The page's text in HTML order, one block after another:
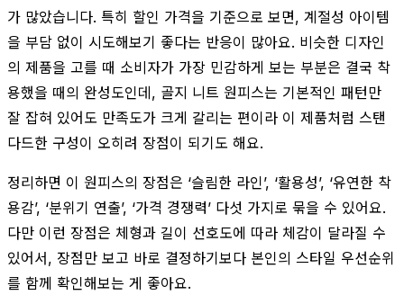
가 많았습니다. 특히 할인 가격을 기준으로 보면, 계절성 아이템
을 부담 없이 시도해보기 좋다는 반응이 많아요. 비슷한 디자인
의 제품을 고를 때 소비자가 가장 민감하게 보는 부분은 결국 착
용했을 때의 완성도인데, 골지 니트 원피스는 기본적인 패턴만
잘 잡혀 있어도 만족도가 크게 갈리는 편이라 이 제품처럼 스탠
다드한 구성이 오히려 장점이 되기도 해요.
정리하면 이 원피스의 장점은 ‘슬림한 라인’, ‘활용성’, ‘유연한 착
용감’, ‘분위기 연출’, ‘가격 경쟁력’ 다섯 가지로 묶을 수 있어요.
다만 이런 장점은 체형과 길이 선호도에 따라 체감이 달라질 수
있어서, 장점만 보고 바로 결정하기보다 본인의 스타일 우선순위
를 함께 확인해보는 게 좋아요.